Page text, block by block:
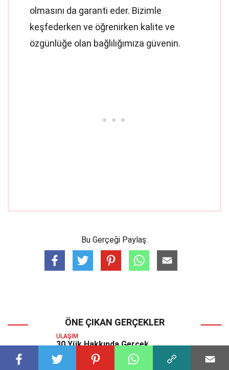
olmasını da garanti eder. Bizimle
keşfederken ve öğrenirken kalite ve
özgünlüğe olan bağlılığımıza güvenin.
Bu Gerçeği Paylaş:
ÖNE ÇIKAN GERÇEKLER
ULAŞIM
30 Yük Hakkında Gerçek